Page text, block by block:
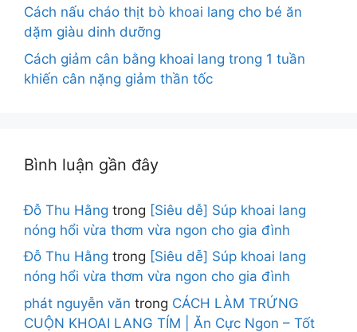
Cách nấu cháo thịt bò khoai lang cho bé ăn
dặm giàu dinh dưỡng
Cách giảm cân bằng khoai lang trong 1 tuần
khiến cân nặng giảm thần tốc
Bình luận gần đây
Đỗ Thu Hằng trong [Siêu dễ] Súp khoai lang
nóng hổi vừa thơm vừa ngon cho gia đình
Đỗ Thu Hằng trong [Siêu dễ] Súp khoai lang
nóng hổi vừa thơm vừa ngon cho gia đình
phát nguyễn văn trong CÁCH LÀM TRỨNG
CUỘN KHOAI LANG TÍM | Ăn Cực Ngon – Tốt